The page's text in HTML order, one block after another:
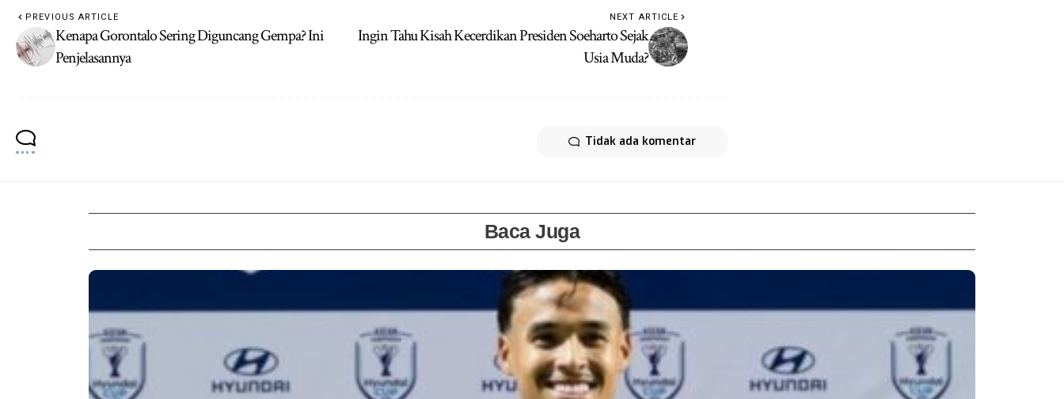
PREVIOUS ARTICLE
Kenapa Gorontalo Sering Diguncang Gempa? Ini
Penjelasannya
NEXT ARTICLE
Ingin Tahu Kisah Kecerdikan Presiden Soeharto Sejak
Usia Muda?
Tidak ada komentar
Baca Juga